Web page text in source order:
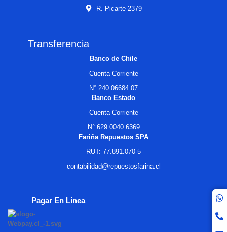
R. Picarte 2379
Transferencia
Banco de Chile
Cuenta Corriente
N° 240 06684 07
Banco Estado
Cuenta Corriente
N° 629 0040 6369
Fariña Repuestos SPA
RUT: 77.891.070-5
contabilidad@repuestosfarina.cl
Pagar En Línea